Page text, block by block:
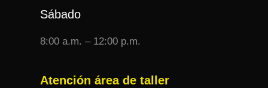
Sábado
8:00 a.m. – 12:00 p.m.
Atención área de taller